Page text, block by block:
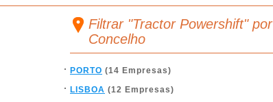
Filtrar "Tractor Powershift" por
Concelho
PORTO (14 Empresas)
LISBOA (12 Empresas)